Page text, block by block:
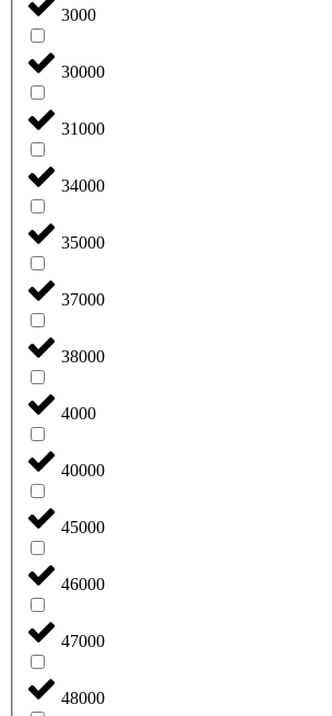
3000
30000
31000
34000
35000
37000
38000
4000
40000
45000
46000
47000
48000